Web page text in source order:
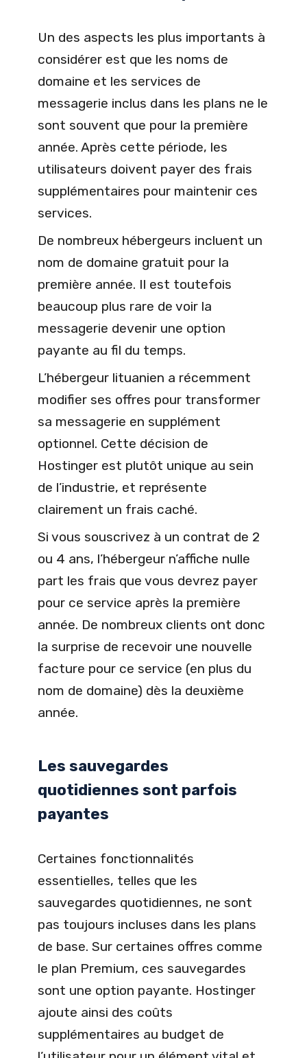
Un des aspects les plus importants à
considérer est que les noms de
domaine et les services de
messagerie inclus dans les plans ne le
sont souvent que pour la première
année. Après cette période, les
utilisateurs doivent payer des frais
supplémentaires pour maintenir ces
services.
De nombreux hébergeurs incluent un
nom de domaine gratuit pour la
première année. Il est toutefois
beaucoup plus rare de voir la
messagerie devenir une option
payante au fil du temps.
L’hébergeur lituanien a récemment
modifier ses offres pour transformer
sa messagerie en supplément
optionnel. Cette décision de
Hostinger est plutôt unique au sein
de l’industrie, et représente
clairement un frais caché.
Si vous souscrivez à un contrat de 2
ou 4 ans, l’hébergeur n’affiche nulle
part les frais que vous devrez payer
pour ce service après la première
année. De nombreux clients ont donc
la surprise de recevoir une nouvelle
facture pour ce service (en plus du
nom de domaine) dès la deuxième
année.
Les sauvegardes
quotidiennes sont parfois
payantes
Certaines fonctionnalités
essentielles, telles que les
sauvegardes quotidiennes, ne sont
pas toujours incluses dans les plans
de base. Sur certaines offres comme
le plan Premium, ces sauvegardes
sont une option payante. Hostinger
ajoute ainsi des coûts
supplémentaires au budget de